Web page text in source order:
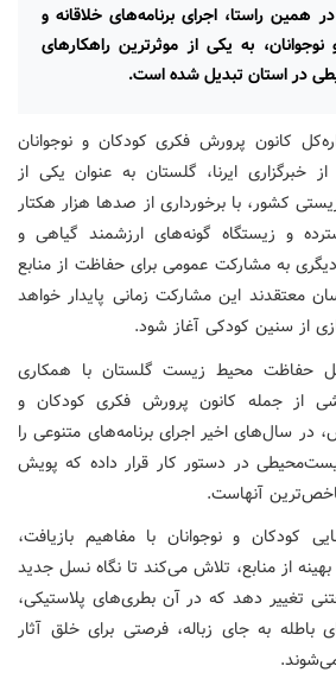
همین راستا، اجرای برنامه‌های خلاقانه و
به یکی از موثرترین راهکارهای
در استان تبدیل شده است.
کانون پرورش فکری کودکان و نوجوانان
خبرگزاری ایرنا، گلستان به عنوان یکی از
کشور، با برخورداری از صدها هزار هکتار
و زیستگاه گونه‌های ارزشمند گیاهی و
به مشارکت عمومی برای حفاظت از منابع
معتقدند این مشارکت زمانی پایدار خواهد
از سنین کودکی آغاز شود.
حفاظت محیط زیست گلستان با همکاری
از جمله کانون پرورش فکری کودکان و
در سال‌های اخیر اجرای برنامه‌های متنوعی را
در دستور کار قرار داده که پویش
آنهاست.
کودکان و نوجوانان با مفاهیم بازیافت،
از منابع، تلاش می‌کند تا نگاه نسل جدید
تغییر دهد که در آن بطری‌های پلاستیکی،
به جای زباله، فرصتی برای خلق آثار